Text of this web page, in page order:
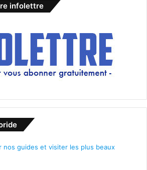
infolettre
nos guides et visiter les plus beaux